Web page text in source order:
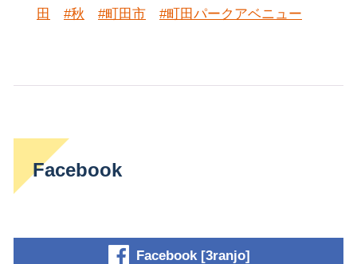
田
#秋 #町田市 #町田パークアベニュー
Facebook
Facebook [3ranjo]